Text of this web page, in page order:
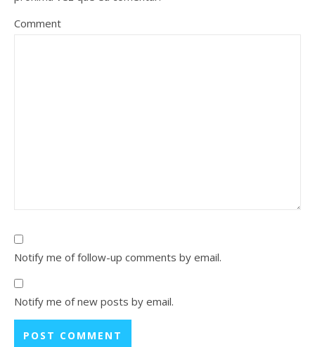
Comment
Notify me of follow-up comments by email.
Notify me of new posts by email.